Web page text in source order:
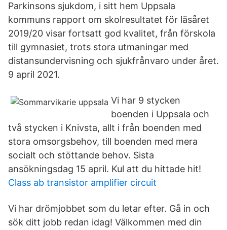
Parkinsons sjukdom, i sitt hem Uppsala
kommuns rapport om skolresultatet för läsåret
2019/20 visar fortsatt god kvalitet, från förskola
till gymnasiet, trots stora utmaningar med
distansundervisning och sjukfrånvaro under året.
9 april 2021.
Vi har 9 stycken
boenden i Uppsala och
två stycken i Knivsta, allt i från boenden med
stora omsorgsbehov, till boenden med mera
socialt och stöttande behov. Sista
ansökningsdag 15 april. Kul att du hittade hit!
Class ab transistor amplifier circuit
Vi har drömjobbet som du letar efter. Gå in och
sök ditt jobb redan idag! Välkommen med din